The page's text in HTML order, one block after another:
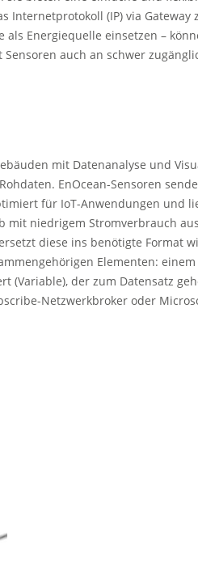
(IP) via Gateway
Energiequelle einsetzen –
auch an schwer
mit Datenanalyse und
EnOcean-Sensoren
für IoT-Anwendungen und
niedrigem Stromverbrauch
diese ins benötigte Format
Elementen:
der zum Datensatz
Netzwerkbroker oder